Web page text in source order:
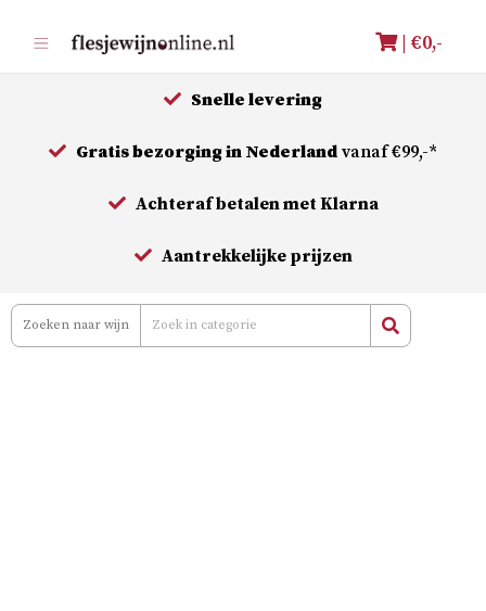
naar
de
| €0,-
Snelle levering
Gratis bezorging in Nederland vanaf €99,-*
Achteraf betalen met Klarna
Aantrekkelijke prijzen